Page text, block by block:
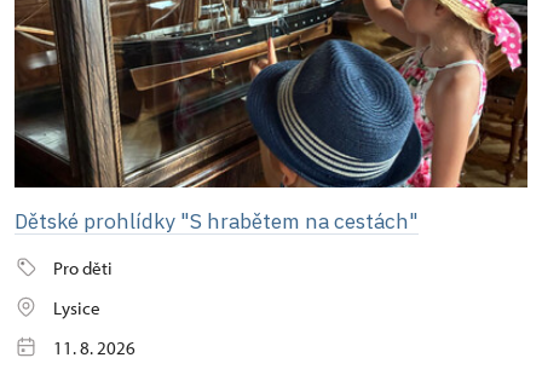
Dětské prohlídky "S hrabětem na cestách"
Pro děti
Lysice
11. 8. 2026